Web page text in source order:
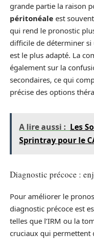
grande partie la raison
péritonéale est
qui rend le pronostic
difficile de déterminer
est le plus adapté. La
également sur la
secondaires, ce qui
précise des options
A lire aussi : Les
Sprintray pour le
Diagnostic précoce :
Pour améliorer le
diagnostic précoce est
telles que l’IRM ou la
cruciaux qui permettent